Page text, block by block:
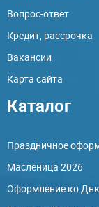
Вопрос-ответ
Кредит, рассрочка
Вакансии
Карта сайта
Каталог
Праздничное
Масленица 2026
Оформление ко